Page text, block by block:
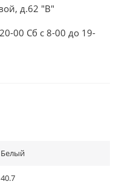
д.62 "В"
00 Сб с 8-00 до 19-
Белый
40.7